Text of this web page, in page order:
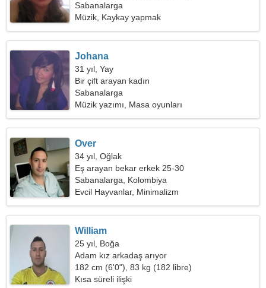
Sabanalarga
Müzik, Kaykay yapmak
Johana
31 yıl, Yay
Bir çift arayan kadın
Sabanalarga
Müzik yazımı, Masa oyunları
Over
34 yıl, Oğlak
Eş arayan bekar erkek 25-30
Sabanalarga, Kolombiya
Evcil Hayvanlar, Minimalizm
William
25 yıl, Boğa
Adam kız arkadaş arıyor
182 cm (6'0"), 83 kg (182 libre)
Kısa süreli ilişki